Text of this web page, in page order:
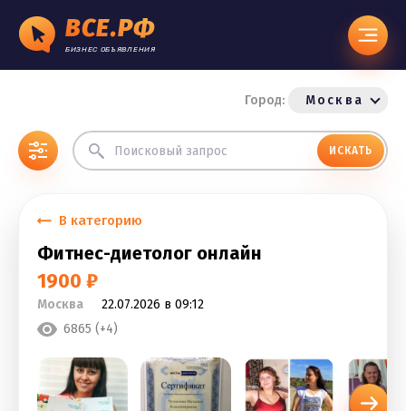
ВСЕ.РФ
БИЗНЕС ОБЪЯВЛЕНИЯ
Город: Москва
ИСКАТЬ
В категорию
Фитнес-диетолог онлайн
1900 ₽
Москва
22.07.2026 в 09:12
6865 (+4)